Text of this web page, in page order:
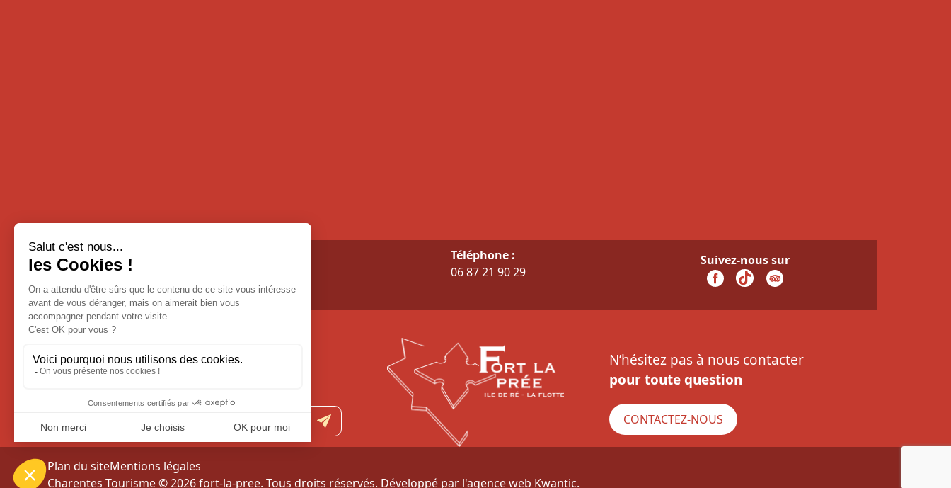
Téléphone :
06 87 21 90 29
Suivez-nous sur
Soyez informés
N’hésitez pas à nous contacter
pour toute question
CONTACTEZ-NOUS
Plan du siteMentions légales
Charentes Tourisme © 2026 fort-la-pree. Tous droits réservés. Développé par l'agence web Kwantic.